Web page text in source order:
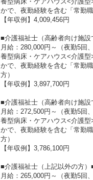
かで、夜勤経験を含む「常勤
【年収例】4,009,456円
■介護福祉士（高齢者向け施
月給：280,000円～（夜勤5回
養型病床・ケアハウス<介護
かで、夜勤経験を含む「常勤
方）
【年収例】3,897,700円
■介護福祉士（高齢者向け施
月給：272,500円～（夜勤5回
養型病床・ケアハウス<介護
かで、夜勤経験を含む「常勤
方）
【年収例】3,786,100円
■介護福祉士（上記以外の方）
月給：265,000円～（夜勤5回